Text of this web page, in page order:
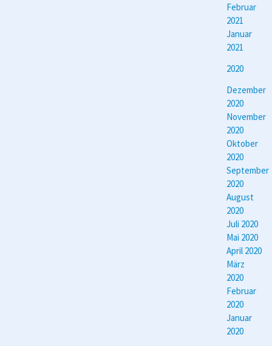
Februar
2021
Januar
2021
2020
Dezember
2020
November
2020
Oktober
2020
September
2020
August
2020
Juli 2020
Mai 2020
April 2020
März
2020
Februar
2020
Januar
2020